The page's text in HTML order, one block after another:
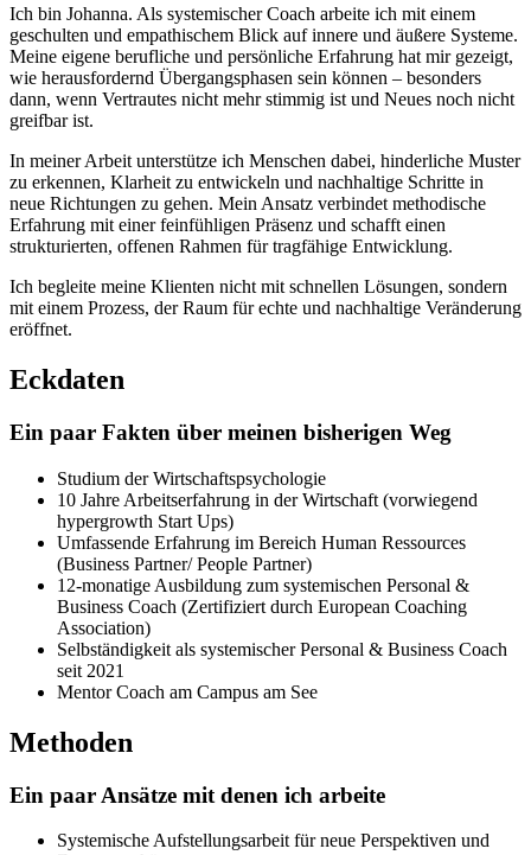
Ich bin Johanna. Als systemischer Coach arbeite ich mit einem
geschulten und empathischem Blick auf innere und äußere Systeme.
Meine eigene berufliche und persönliche Erfahrung hat mir gezeigt,
wie herausfordernd Übergangsphasen sein können – besonders
dann, wenn Vertrautes nicht mehr stimmig ist und Neues noch nicht
greifbar ist.
In meiner Arbeit unterstütze ich Menschen dabei, hinderliche Muster
zu erkennen, Klarheit zu entwickeln und nachhaltige Schritte in
neue Richtungen zu gehen. Mein Ansatz verbindet methodische
Erfahrung mit einer feinfühligen Präsenz und schafft einen
strukturierten, offenen Rahmen für tragfähige Entwicklung.
Ich begleite meine Klienten nicht mit schnellen Lösungen, sondern
mit einem Prozess, der Raum für echte und nachhaltige Veränderung
eröffnet.
Eckdaten
Ein paar Fakten über meinen bisherigen Weg
Studium der Wirtschaftspsychologie
10 Jahre Arbeitserfahrung in der Wirtschaft (vorwiegend
hypergrowth Start Ups)
Umfassende Erfahrung im Bereich Human Ressources
(Business Partner/ People Partner)
12-monatige Ausbildung zum systemischen Personal &
Business Coach (Zertifiziert durch European Coaching
Association)
Selbständigkeit als systemischer Personal & Business Coach
seit 2021
Mentor Coach am Campus am See
Methoden
Ein paar Ansätze mit denen ich arbeite
Systemische Aufstellungsarbeit für neue Perspektiven und